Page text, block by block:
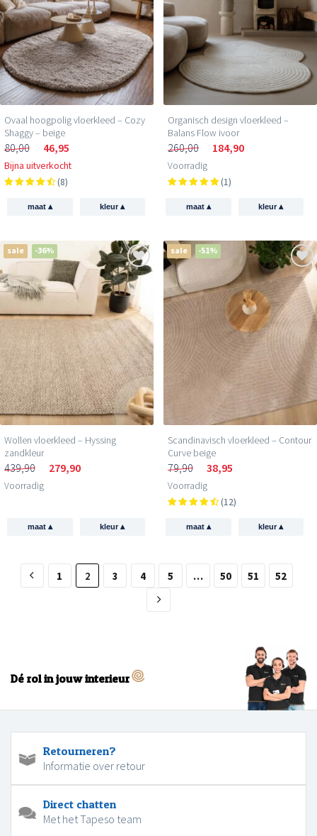
Ovaal hoogpolig vloerkleed – Cozy
Shaggy – beige
80,00 46,95
Bijna uitverkocht
(8)
maat ▴ kleur▴
Organisch design vloerkleed –
Balans Flow ivoor
260,00 184,90
Voorradig
(1)
maat ▴ kleur▴
sale -36%
Wollen vloerkleed – Hyssing
zandkleur
439,90 279,90
Voorradig
maat ▴ kleur▴
sale -51%
Scandinavisch vloerkleed – Contour
Curve beige
79,90 38,95
Voorradig
(12)
maat ▴ kleur▴
1 2 3 4 5 … 50 51 52
Dé rol in jouw interieur
Retourneren?
Informatie over retour
Direct chatten
Met het Tapeso team